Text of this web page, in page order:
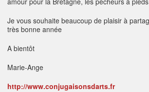
Je vous souhaite beaucoup de plaisir à
très bonne année
A bientôt
Marie-Ange
http://www.conjugaisonsdarts.fr